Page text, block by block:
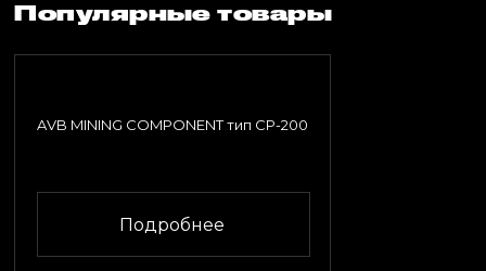
Популярные товары
AVB MINING COMPONENT тип СР-200
Подробнее